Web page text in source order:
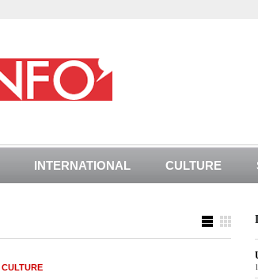
INTERNATIONAL CULTURE
CULTURE